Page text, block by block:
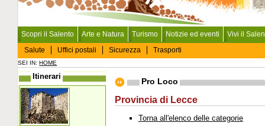
Scopri il Salento Arte e Natura Turismo Notizie ed eventi
Vivi il
Salute
Uffici postali Sicurezza Trasporti
SEI IN:HOME
Pro Loco
Provincia di Lecce
Torna all'elenco delle categorie
Itinerari